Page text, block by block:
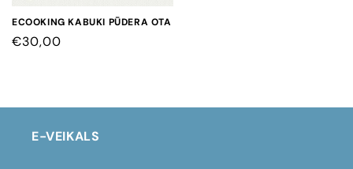
ECOOKING KABUKI PŪDERA OTA
CENA
€30,00
E-VEIKALS